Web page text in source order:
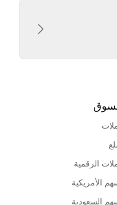
الرقمية
الأمريكية
السعودية